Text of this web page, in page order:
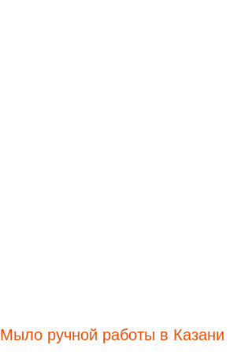
Мыло ручной работы в Казани